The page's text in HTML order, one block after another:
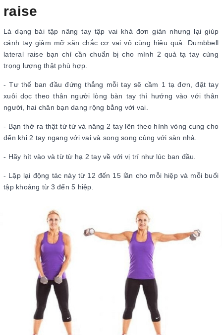
raise
Là dạng bài tập nâng tay tập vai khá đơn giản nhưng lại giúp
cánh tay giảm mỡ săn chắc cơ vai vô cùng hiệu quả. Dumbbell
lateral raise bạn chỉ cần chuẩn bị cho mình 2 quả tạ tay cùng
trọng lượng thật phù hợp.
- Tư thế ban đầu đứng thẳng mỗi tay sẽ cầm 1 tạ đơn, đặt tay
xuôi dọc theo thân người lòng bàn tay thì hướng vào với thân
người, hai chân bạn dang rộng bằng với vai.
- Bạn thở ra thật từ từ và nâng 2 tay lên theo hình vòng cung cho
đến khi 2 tay ngang với vai và song song cùng với sàn nhà.
- Hãy hít vào và từ từ hạ 2 tay về với vị trí như lúc ban đầu.
- Lặp lại động tác này từ 12 đến 15 lần cho mỗi hiệp và mỗi buổi
tập khoảng từ 3 đến 5 hiệp.